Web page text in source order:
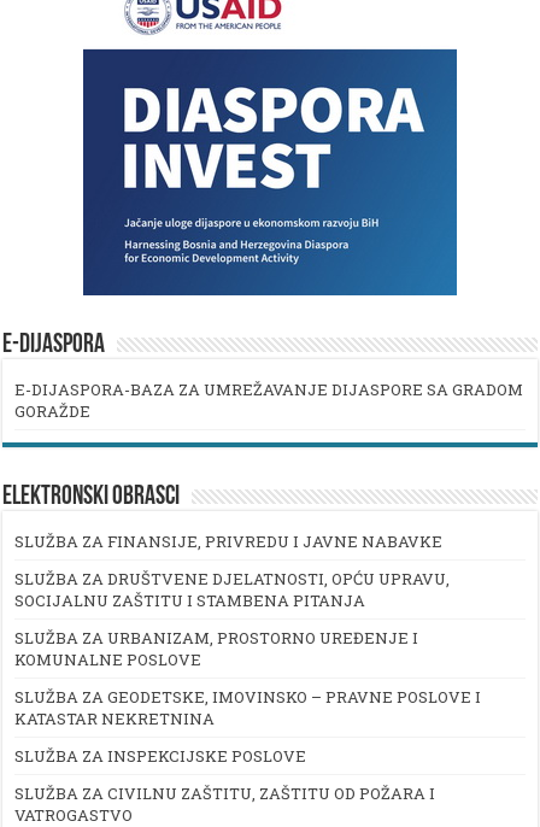
E-DIJASPORA
E-DIJASPORA-BAZA ZA UMREŽAVANJE DIJASPORE SA GRADOM
GORAŽDE
ELEKTRONSKI OBRASCI
SLUŽBA ZA FINANSIJE, PRIVREDU I JAVNE NABAVKE
SLUŽBA ZA DRUŠTVENE DJELATNOSTI, OPĆU UPRAVU,
SOCIJALNU ZAŠTITU I STAMBENA PITANJA
SLUŽBA ZA URBANIZAM, PROSTORNO UREĐENJE I
KOMUNALNE POSLOVE
SLUŽBA ZA GEODETSKE, IMOVINSKO – PRAVNE POSLOVE I
KATASTAR NEKRETNINA
SLUŽBA ZA INSPEKCIJSKE POSLOVE
SLUŽBA ZA CIVILNU ZAŠTITU, ZAŠTITU OD POŽARA I
VATROGASTVO